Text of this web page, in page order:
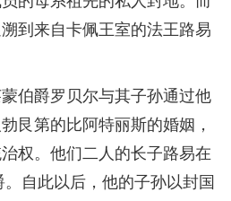
到来自卡佩王室的法王路易
爵罗贝尔与其子孙通过他
艮第的比阿特丽斯的婚姻，
权。他们二人的长子路易在
自此以后，他的子孙以封国